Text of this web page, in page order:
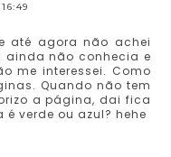
até agora não achei
ainda não conhecia e
me interessei. Como
Quando não tem
a página, dai fica
verde ou azul? hehe